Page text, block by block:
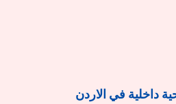
في الاردن